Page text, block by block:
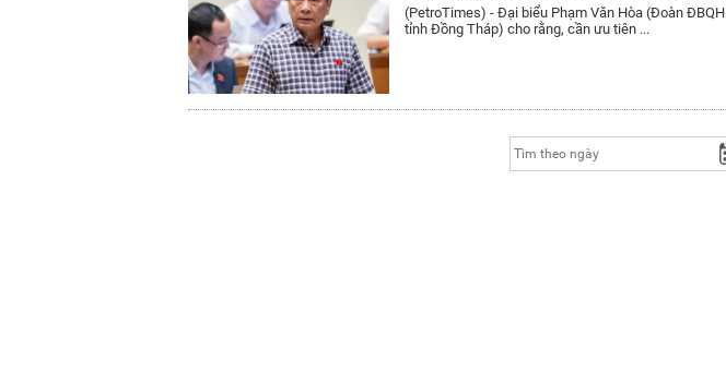
(PetroTimes) - Đại biểu Phạm Văn Hòa (Đoàn ĐBQH
tỉnh Đồng Tháp) cho rằng, cần ưu tiên ...